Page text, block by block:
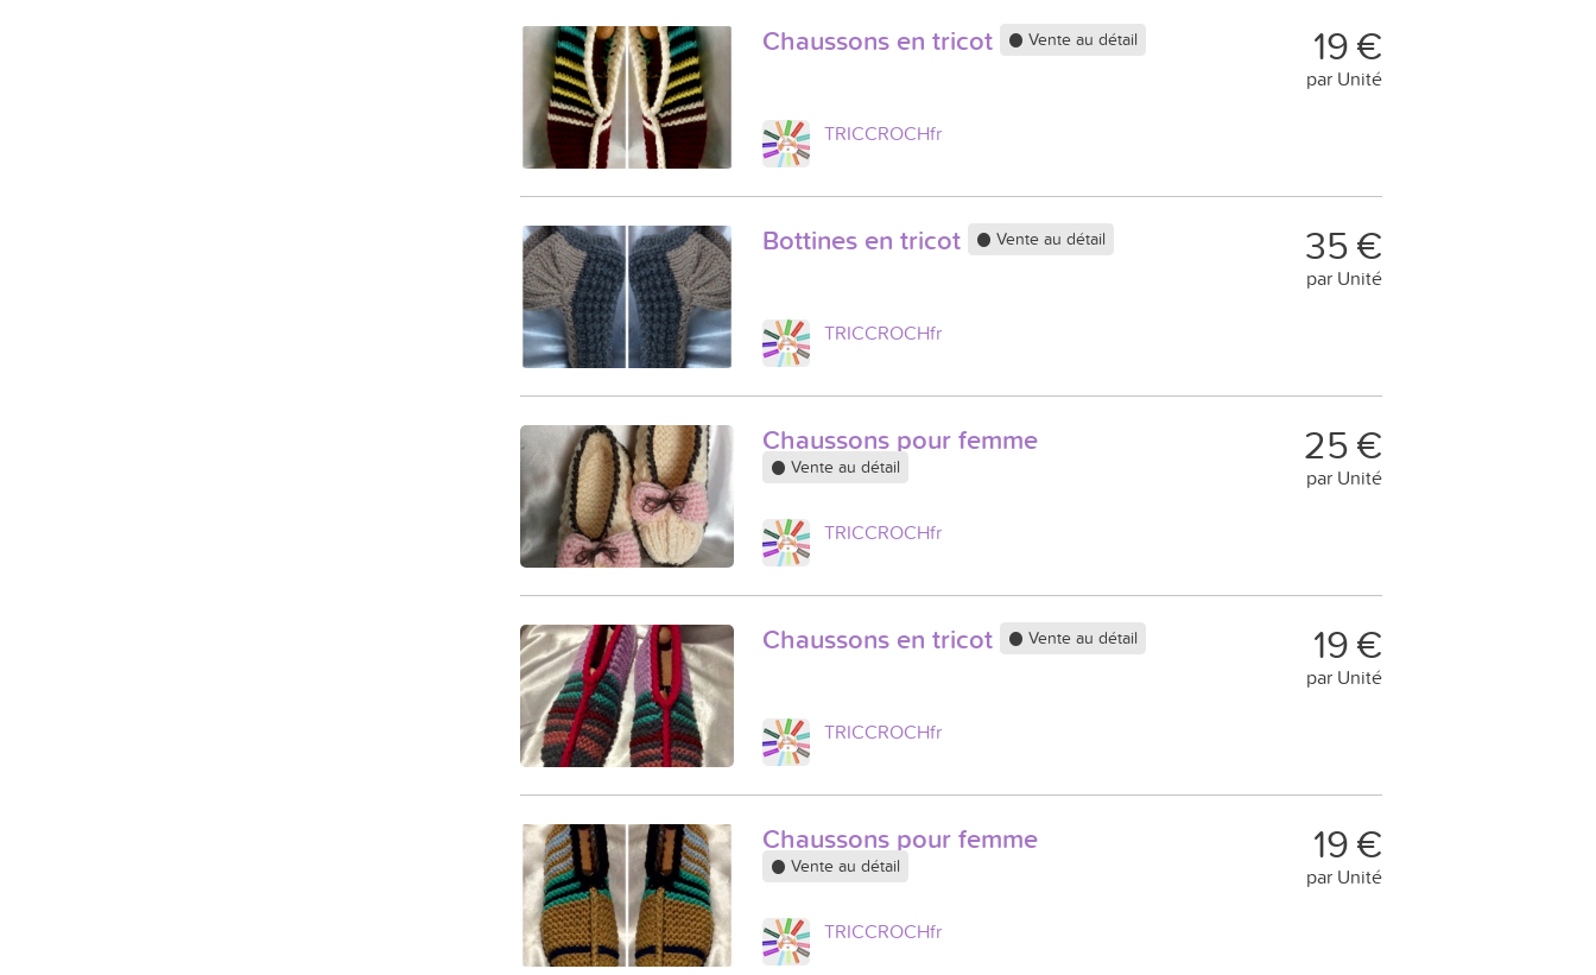
19 €
par Unité
Chaussons en tricot Vente au détail
TRICCROCHfr
35 €
par Unité
Bottines en tricot Vente au détail
TRICCROCHfr
25 €
par Unité
Chaussons pour femme
Vente au détail
TRICCROCHfr
19 €
par Unité
Chaussons en tricot Vente au détail
TRICCROCHfr
19 €
par Unité
Chaussons pour femme
Vente au détail
TRICCROCHfr